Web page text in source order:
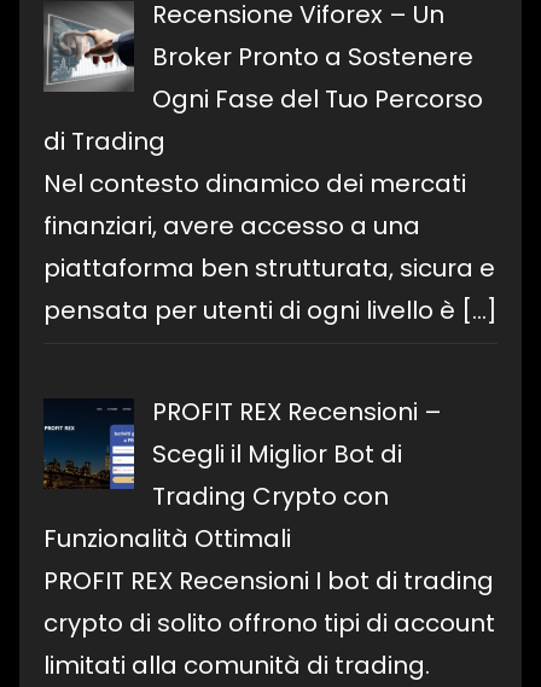
Recensione Viforex – Un
Broker Pronto a Sostenere
Ogni Fase del Tuo Percorso
di Trading
Nel contesto dinamico dei mercati
finanziari, avere accesso a una
piattaforma ben strutturata, sicura e
pensata per utenti di ogni livello è […]
PROFIT REX Recensioni –
Scegli il Miglior Bot di
Trading Crypto con
Funzionalità Ottimali
PROFIT REX Recensioni I bot di trading
crypto di solito offrono tipi di account
limitati alla comunità di trading.